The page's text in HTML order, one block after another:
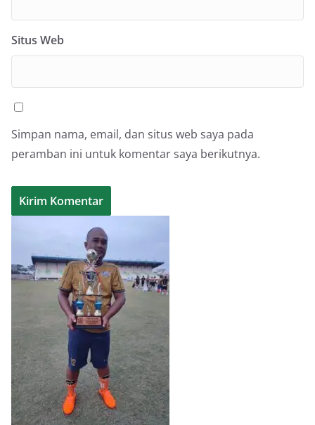
Situs Web
Simpan nama, email, dan situs web saya pada
peramban ini untuk komentar saya berikutnya.